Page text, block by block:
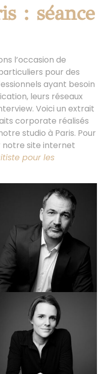
: séance
l’occasion de
pour des
ayant besoin
leurs réseaux
Voici un extrait
corporate réalisés
studio à Paris. Pour
notre site internet
pour les